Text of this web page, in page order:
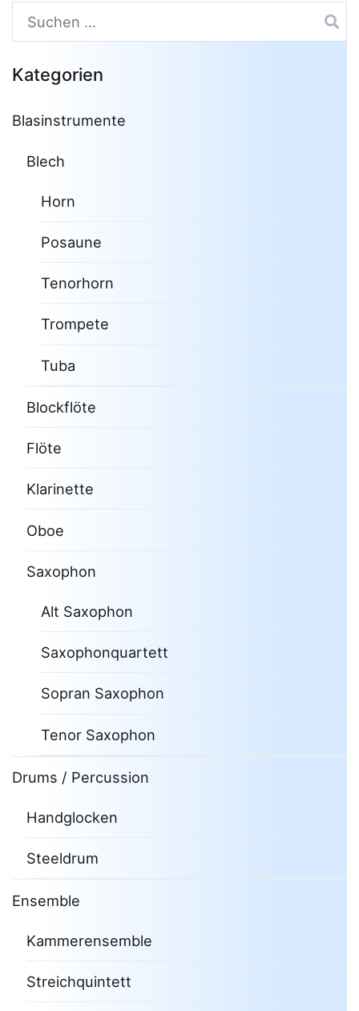
Suchen
nach:
Kategorien
Blasinstrumente
Blech
Horn
Posaune
Tenorhorn
Trompete
Tuba
Blockflöte
Flöte
Klarinette
Oboe
Saxophon
Alt Saxophon
Saxophonquartett
Sopran Saxophon
Tenor Saxophon
Drums / Percussion
Handglocken
Steeldrum
Ensemble
Kammerensemble
Streichquintett